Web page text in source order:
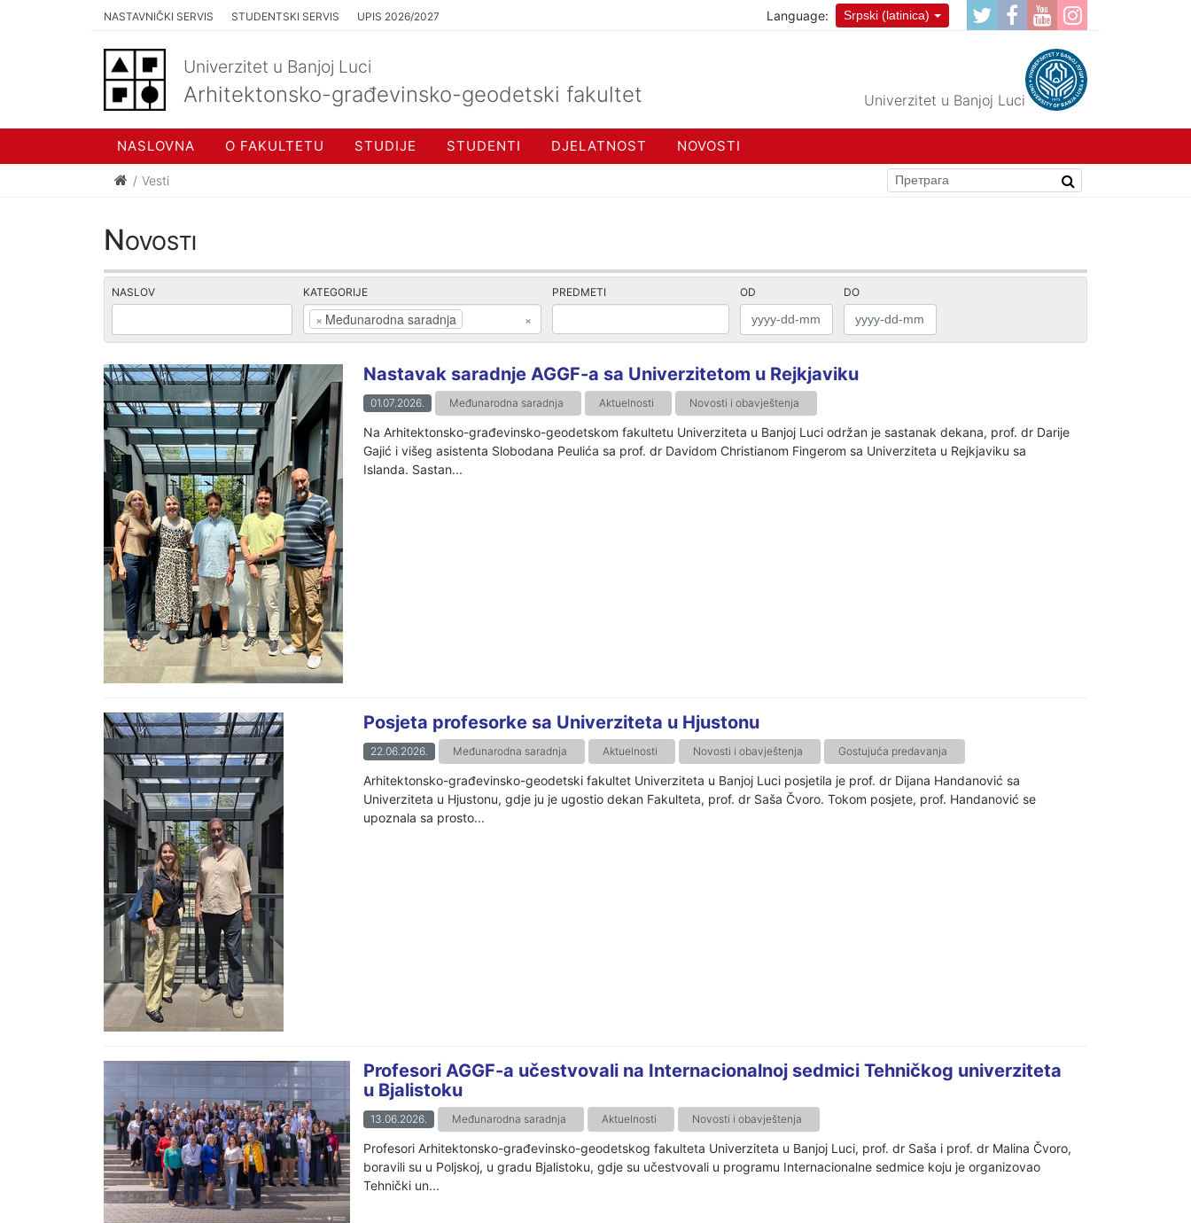
NASTAVNIČKI SERVIS STUDENTSKI SERVIS UPIS 2026/2027 Language: Srpski (latinica)
Univerzitet u Banjoj Luci
Arhitektonsko-građevinsko-geodetski fakultet Univerzitet u Banjoj Luci
NASLOVNA O FAKULTETU STUDIJE STUDENTI DJELATNOST NOVOSTI
Vesti
Novosti
NASLOV KATEGORIJE
×
× Međunarodna saradnja
PREDMETI OD DO
Nastavak saradnje AGGF-a sa Univerzitetom u Rejkjaviku
01.07.2026. Međunarodna saradnja Aktuelnosti Novosti i obavještenja
Na Arhitektonsko-građevinsko-geodetskom fakultetu Univerziteta u Banjoj Luci održan je sastanak dekana, prof. dr Darije
Gajić i višeg asistenta Slobodana Peulića sa prof. dr Davidom Christianom Fingerom sa Univerziteta u Rejkjaviku sa
Islanda. Sastan...
Posjeta profesorke sa Univerziteta u Hjustonu
22.06.2026. Međunarodna saradnja Aktuelnosti Novosti i obavještenja Gostujuća predavanja
Arhitektonsko-građevinsko-geodetski fakultet Univerziteta u Banjoj Luci posjetila je prof. dr Dijana Handanović sa
Univerziteta u Hjustonu, gdje ju je ugostio dekan Fakulteta, prof. dr Saša Čvoro. Tokom posjete, prof. Handanović se
upoznala sa prosto...
Profesori AGGF-a učestvovali na Internacionalnoj sedmici Tehničkog univerziteta
u Bjalistoku
13.06.2026. Međunarodna saradnja Aktuelnosti Novosti i obavještenja
Profesori Arhitektonsko-građevinsko-geodetskog fakulteta Univerziteta u Banjoj Luci, prof. dr Saša i prof. dr Malina Čvoro,
boravili su u Poljskoj, u gradu Bjalistoku, gdje su učestvovali u programu Internacionalne sedmice koju je organizovao
Tehnički un...